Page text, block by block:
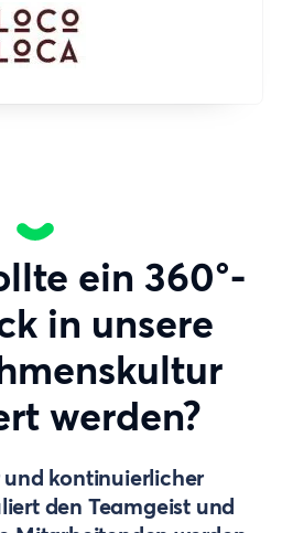
ein 360°-
in unsere
werden?
kontinuierlicher
den Teamgeist und